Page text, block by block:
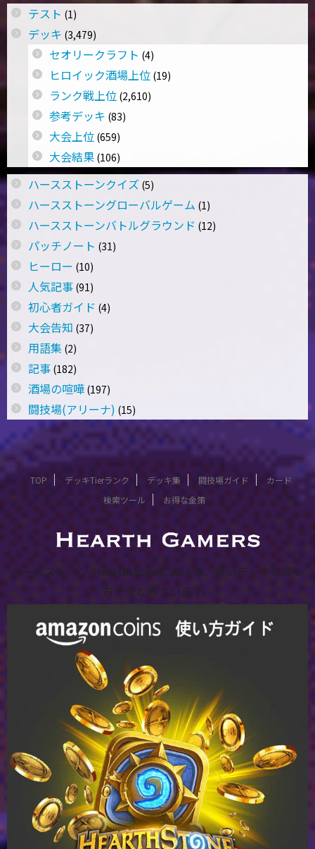
テスト (1)
デッキ (3,479)
セオリークラフト (4)
ヒロイック酒場上位 (19)
ランク戦上位 (2,610)
参考デッキ (83)
大会上位 (659)
大会結果 (106)
ハースストーンクイズ (5)
ハースストーングローバルゲーム (1)
ハースストーンバトルグラウンド (12)
パッチノート (31)
ヒーロー (10)
人気記事 (91)
初心者ガイド (4)
大会告知 (37)
用語集 (2)
記事 (182)
酒場の喧嘩 (197)
闘技場(アリーナ) (15)
TOP デッキTierランク デッキ集 闘技場ガイド
カード
検索ツール
お得な金策
ハースストーン/Hearthstoneにおける、強いデッキと使い
方をまとめています。